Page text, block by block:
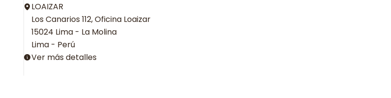
LOAIZAR
Los Canarios 112, Oficina Loaizar
15024 Lima - La Molina
Lima - Perú
Ver más detalles